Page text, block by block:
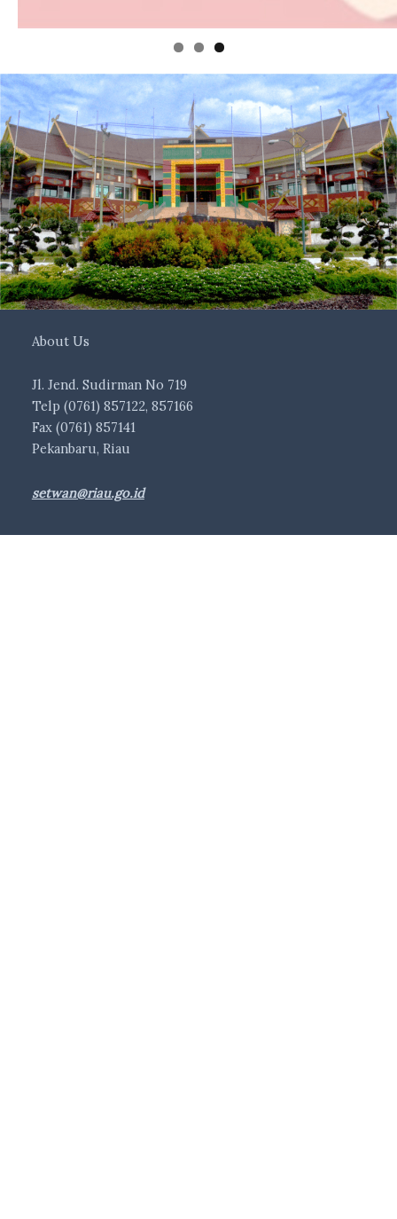
About Us
Jl. Jend. Sudirman No 719
Telp (0761) 857122, 857166
Fax (0761) 857141
Pekanbaru, Riau
setwan@riau.go.id